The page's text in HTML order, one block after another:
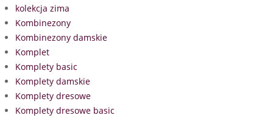
kolekcja zima
Kombinezony
Kombinezony damskie
Komplet
Komplety basic
Komplety damskie
Komplety dresowe
Komplety dresowe basic